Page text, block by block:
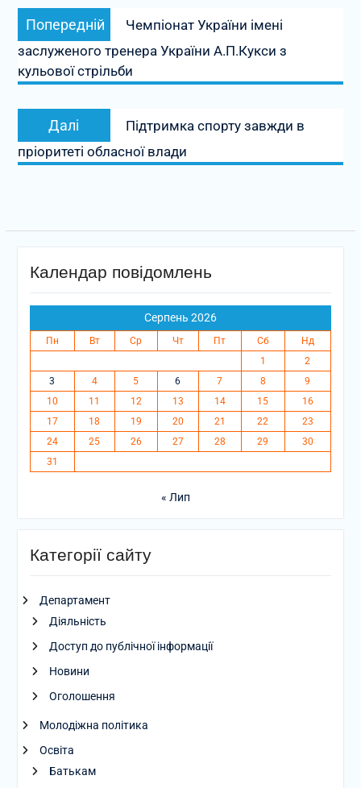
Навігація
записів
Попередній
запис:
Чемпіонат України імені
заслуженого тренера України А.П.Кукси з
кульової стрільби
Далі
запис:
Підтримка спорту завжди в
пріоритеті обласної влади
Календар повідомлень
Серпень 2026
Пн Вт Ср Чт Пт Сб
Нд
1
2
3
4 5 6 7 8
9
10
11 12 13 14 15
16
17
18 19 20 21 22
23
24
25 26 27 28 29
30
31
« Лип
Категорії сайту
Департамент
Діяльність
Доступ до публічної інформації
Новини
Оголошення
Молодіжна політика
Освіта
Батькам